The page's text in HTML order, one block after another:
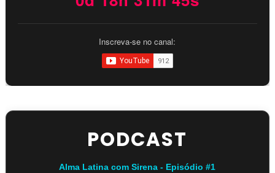
Inscreva-se no canal:
PODCAST
Alma Latina com Sirena - Episódio #1